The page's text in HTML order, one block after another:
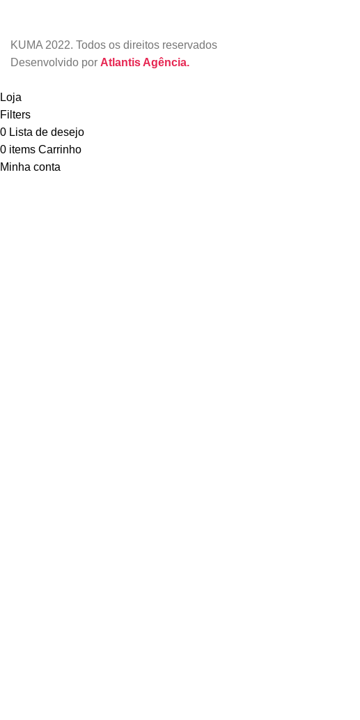
KUMA2022. Todos os direitos reservados
Desenvolvido por Atlantis Agência.
Loja
Filters
0 Lista de desejo
0 items Carrinho
Minha conta